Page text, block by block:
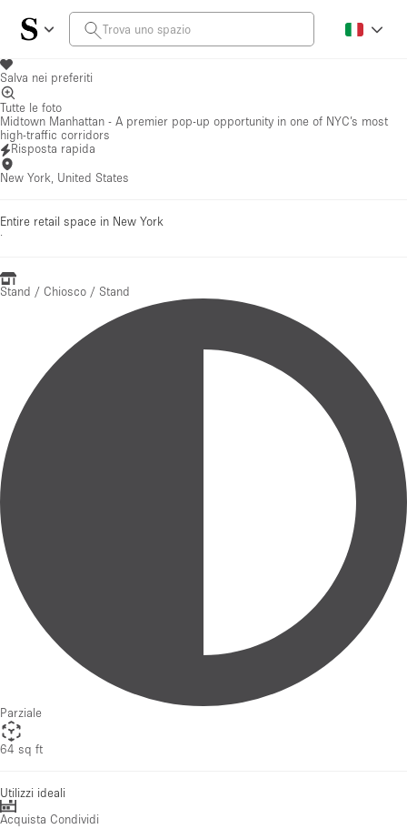
Salva nei preferiti
Tutte le foto
Midtown Manhattan - A premier pop-up opportunity in one of NYC’s most
high-traffic corridors
Risposta rapida
New York, United States
Entire retail space in New York
·
Stand / Chiosco / Stand
Parziale
64 sq ft
Utilizzi ideali
Acquista Condividi